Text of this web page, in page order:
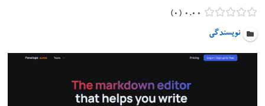
www.hooshtaak.ir
۰.۰۰ ۰
نویسندگی